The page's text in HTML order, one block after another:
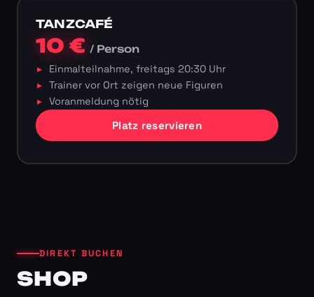
TANZCAFÉ
10 €/ Person
Einmalteilnahme, freitags 20:30 Uhr
Trainer vor Ort zeigen neue Figuren
Voranmeldung nötig
Platz reservieren
DIREKT BUCHEN
SHOP